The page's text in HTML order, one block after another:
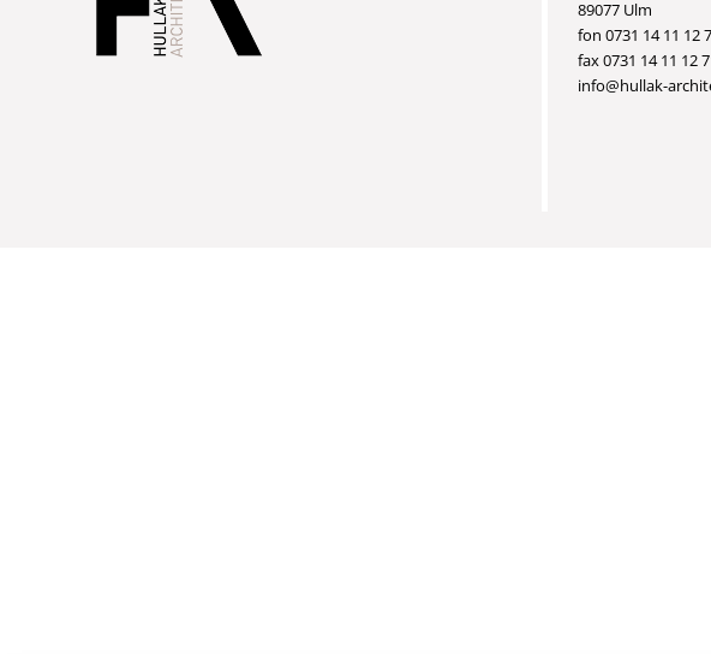
89077 Ulm
fon 0731 14 11 12
fax 0731 14 11 12
info@hullak-